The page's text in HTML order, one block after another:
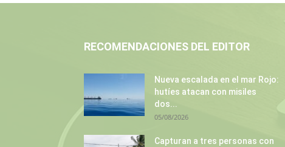
RECOMENDACIONES DEL EDITOR
Nueva escalada en el mar Rojo:
hutíes atacan con misiles
dos...
05/08/2026
Capturan a tres personas con